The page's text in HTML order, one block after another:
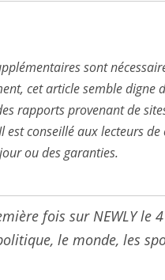
sont
cet article semble digne
rapports provenant de
conseillé aux lecteurs
ou des garanties.
fois sur NEWLY le
le monde, les